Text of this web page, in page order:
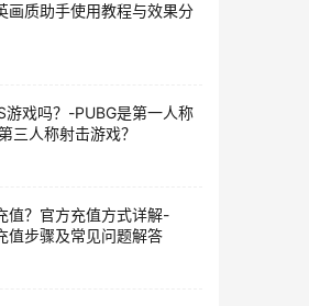
画质助手使用教程与效果分
游戏吗？-PUBG是第一人称
三人称射击游戏？
值？官方充值方式详解-
值步骤及常见问题解答